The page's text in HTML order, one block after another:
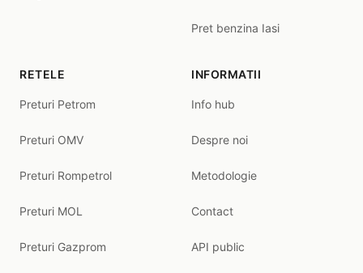
Pret benzina Iasi
RETELE
Preturi Petrom
Preturi OMV
Preturi Rompetrol
Preturi MOL
Preturi Gazprom
INFORMATII
Info hub
Despre noi
Metodologie
Contact
API public